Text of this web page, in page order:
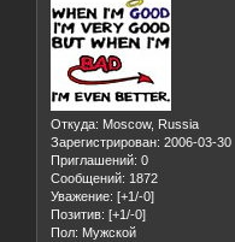
Откуда: Moscow, Russia
Зарегистрирован: 2006-03-30
Приглашений: 0
Сообщений: 1872
Уважение: [+1/-0]
Позитив: [+1/-0]
Пол: Мужской